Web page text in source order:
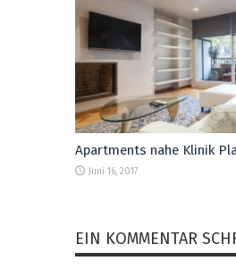
Apartments nahe Klinik
Juni 16, 2017
EIN KOMMENTAR